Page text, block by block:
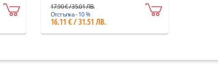
17.90 € / 35.01 ЛВ.
Отстъпка - 10 %
16.11 € / 31.51 ЛВ.